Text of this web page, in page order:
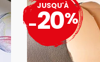
JUSQU'À
-20%